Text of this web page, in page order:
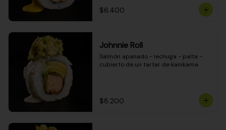
$6.400
Johnnie Roll
Salmón apanado - lechuga - palta -
cubierto de un tartar de kanikama
$8.200